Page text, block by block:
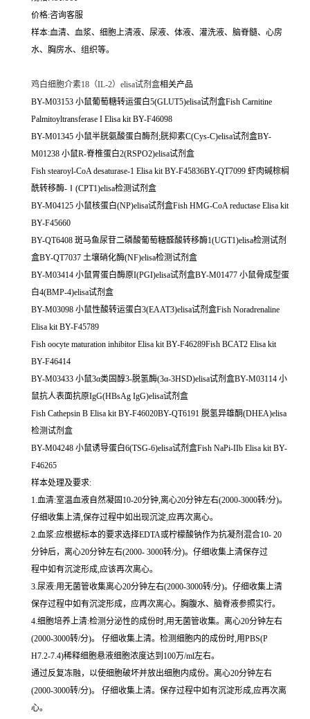
价格:咨询客服
样本:血清、血浆、细胞上清液、尿液、体液、灌洗液、脑脊髓、心房
水、胸房水、组织等。
鸡白细胞介素18（IL-2）elisa试剂盒相关产品
BY-M03153 小鼠葡萄糖转运蛋白5(GLUT5)elisa试剂盒Fish Carnitine
Palmitoyltransferase I Elisa kit BY-F46098
BY-M01345 小鼠半胱氨酸蛋白酶剂;胱抑素C(Cys-C)elisa试剂盒BY-
M01238 小鼠R-脊椎蛋白2(RSPO2)elisa试剂盒
Fish stearoyl-CoA desaturase-1 Elisa kit BY-F45836BY-QT7099 虾肉碱棕榈
酰转移酶-Ⅰ(CPT1)elisa检测试剂盒
BY-M04125 小鼠核蛋白(NP)elisa试剂盒Fish HMG-CoA reductase Elisa kit
BY-F45660
BY-QT6408 斑马鱼尿苷二磷酸葡萄糖醛酸转移酶1(UGT1)elisa检测试剂
盒BY-QT7037 土壤硝化酶(NF)elisa检测试剂盒
BY-M03414 小鼠胃蛋白酶原I(PGI)elisa试剂盒BY-M01477 小鼠骨成型蛋
白4(BMP-4)elisa试剂盒
BY-M03098 小鼠性酸转运蛋白3(EAAT3)elisa试剂盒Fish Noradrenaline
Elisa kit BY-F45789
Fish oocyte maturation inhibitor Elisa kit BY-F46289Fish BCAT2 Elisa kit
BY-F46414
BY-M03433 小鼠3α类固醇3-脱氢酶(3α-3HSD)elisa试剂盒BY-M03114 小
鼠抗人表面抗原IgG(HBsAg IgG)elisa试剂盒
Fish Cathepsin B Elisa kit BY-F46020BY-QT6191 脱氢异雄酮(DHEA)elisa
检测试剂盒
BY-M04248 小鼠诱导蛋白6(TSG-6)elisa试剂盒Fish NaPi-IIb Elisa kit BY-
F46265
样本处理及要求:
1.血清:室温血液自然凝固10-20分钟,离心20分钟左右(2000-3000转/分)。
仔细收集上清,保存过程中如出现沉淀,应再次离心。
2.血浆:应根据标本的要求选择EDTA或柠檬酸钠作为抗凝剂混合10- 20
分钟后，离心20分钟左右(2000- 3000转/分)。仔细收集上清保存过
程中如有沉淀形成,应该再次离心。
3.尿液:用无菌管收集离心20分钟左右(2000-3000转/分)。仔细收集上清
保存过程中如有沉淀形成，应再次离心。胸腹水、脑脊液参照实行。
4.细胞培养上清:检测分泌性的成份时,用无菌管收集。离心20分钟左右
(2000-3000转/分)。 仔细收集上清。检测细胞内的成份时,用PBS(P
H7.2-7.4)稀释细胞悬液细胞浓度达到100万/ml左右。
通过反复冻融，以使细胞破坏并放出细胞内成份。离心20分钟左右
(2000-3000转/分)。 仔细收集上清。保存过程中如有沉淀形成,应再次离
心。